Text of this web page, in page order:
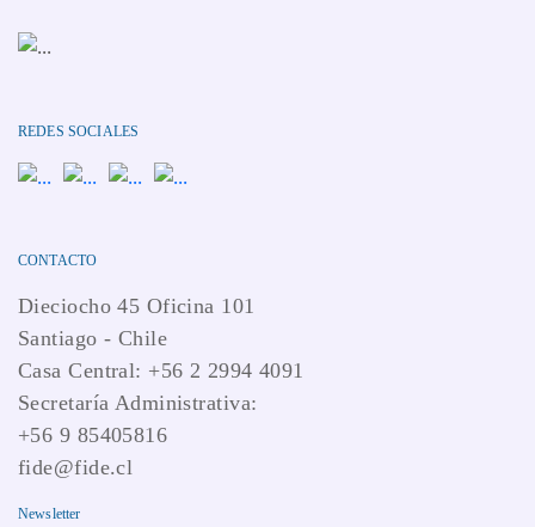
REDES SOCIALES
CONTACTO
Dieciocho 45 Oficina 101
Santiago - Chile
Casa Central: +56 2 2994 4091
Secretaría Administrativa:
+56 9 85405816
fide@fide.cl
Newsletter